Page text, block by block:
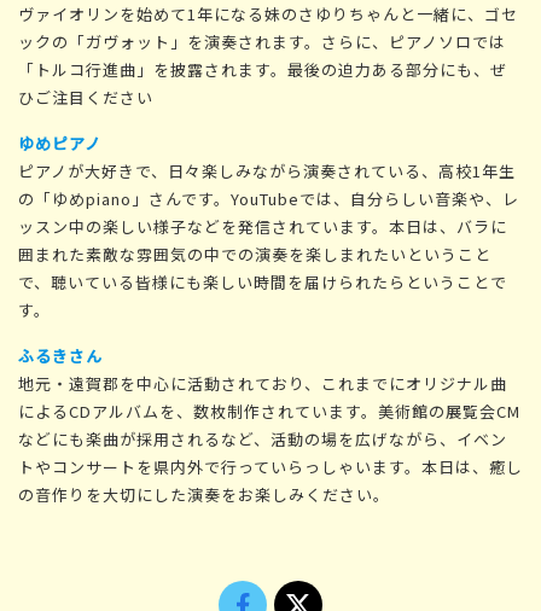
ヴァイオリンを始めて1年になる妹のさゆりちゃんと一緒に、ゴセ
ックの「ガヴォット」を演奏されます。さらに、ピアノソロでは
「トルコ行進曲」を披露されます。最後の迫力ある部分にも、ぜ
ひご注目ください
ゆめピアノ
ピアノが大好きで、日々楽しみながら演奏されている、高校1年生
の「ゆめpiano」さんです。YouTubeでは、自分らしい音楽や、レ
ッスン中の楽しい様子などを発信されています。本日は、バラに
囲まれた素敵な雰囲気の中での演奏を楽しまれたいということ
で、聴いている皆様にも楽しい時間を届けられたらということで
す。
ふるきさん
地元・遠賀郡を中心に活動されており、これまでにオリジナル曲
によるCDアルバムを、数枚制作されています。美術館の展覧会CM
などにも楽曲が採用されるなど、活動の場を広げながら、イベン
トやコンサートを県内外で行っていらっしゃいます。本日は、癒し
の音作りを大切にした演奏をお楽しみください。